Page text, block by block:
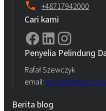
+48717942000
Cari kami
Penyelia Pelindung
Rafał Szewczyk
email: iod.rokita@pcc.eu
Berita blog